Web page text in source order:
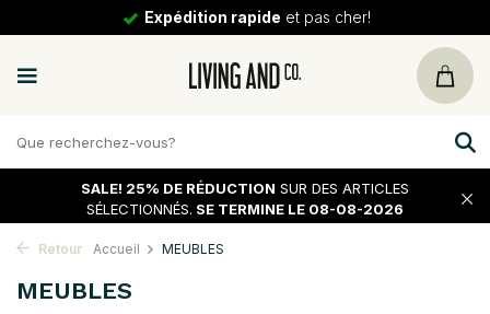
Expédition rapide et pas cher!
SALE! 25% DE RÉDUCTION SUR DES ARTICLES
SÉLECTIONNÉS. SE TERMINE LE 08-08-2026
Retour Accueil MEUBLES
MEUBLES